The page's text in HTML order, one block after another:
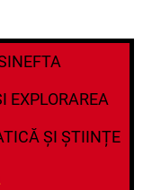
EXPLORAREA
ȘI ȘTIINȚE